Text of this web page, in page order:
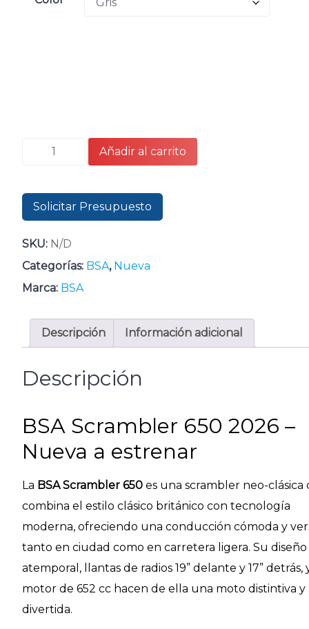
cantidad
Añadir al carrito
Solicitar Presupuesto
SKU: N/D
Categorías: BSA, Nueva
Marca: BSA
Descripción Información adicional
Descripción
BSA Scrambler 650 2026 –
Nueva a estrenar
La BSA Scrambler 650 es una scrambler neo-clásica
combina el estilo clásico británico con tecnología
moderna, ofreciendo una conducción cómoda y
tanto en ciudad como en carretera ligera. Su diseño
atemporal, llantas de radios 19” delante y 17” detrás,
motor de 652 cc hacen de ella una moto distintiva y
divertida.